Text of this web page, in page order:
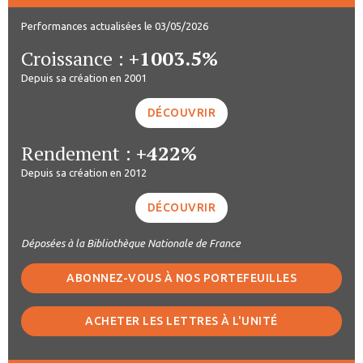
Performances actualisées le 03/05/2026
Croissance : +1003.5%
Depuis sa création en 2001
DÉCOUVRIR
Rendement : +422%
Depuis sa création en 2012
DÉCOUVRIR
Déposées à la Bibliothèque Nationale de France
ABONNEZ-VOUS À NOS PORTEFEUILLES
ACHETER LES LETTRES À L'UNITÉ